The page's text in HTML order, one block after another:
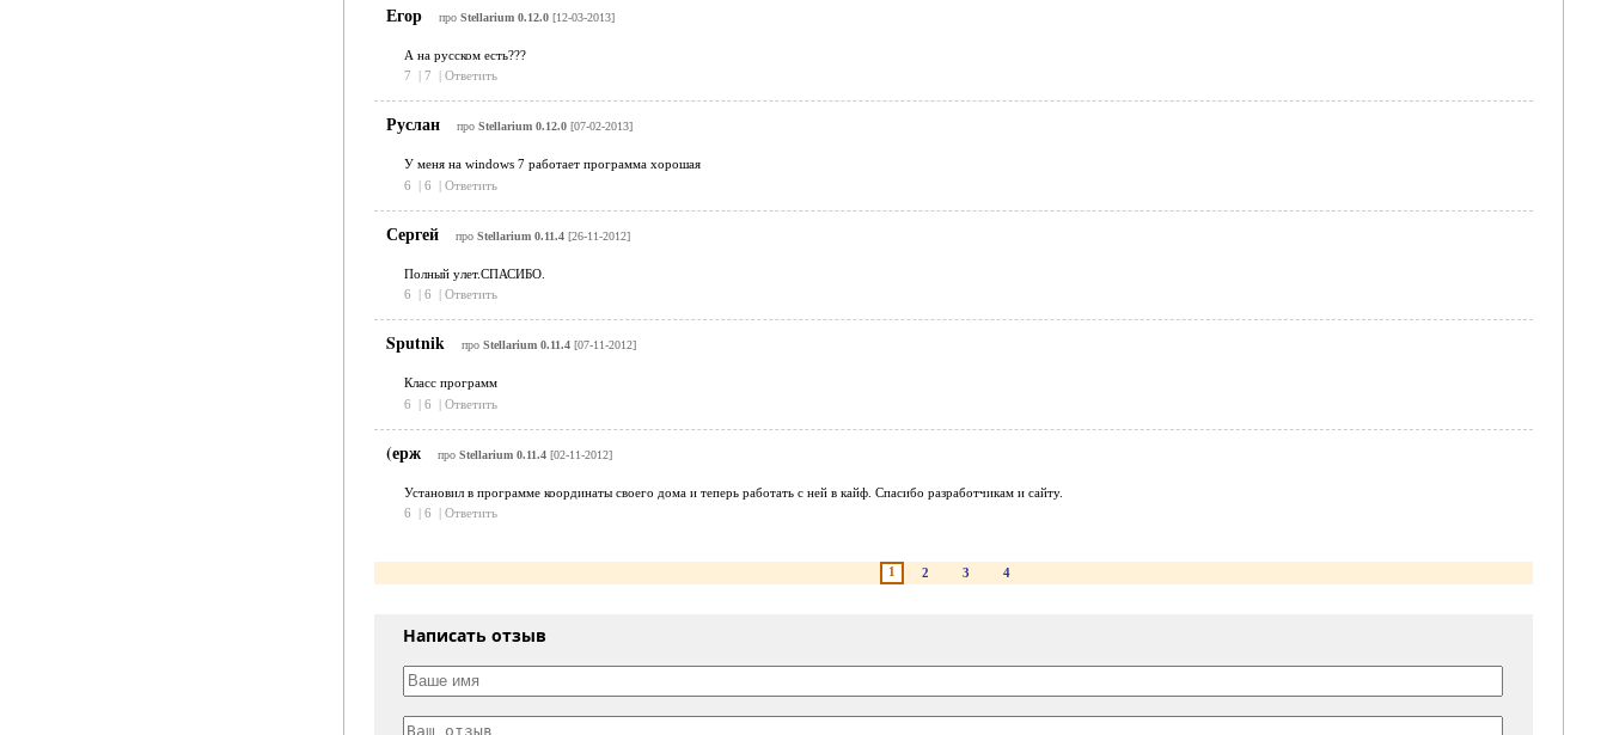
Егор про Stellarium 0.12.0[12-03-2013]
А на русском есть???
7
| 7 | Ответить
Руслан про Stellarium 0.12.0[07-02-2013]
У меня на windows 7 работает программа хорошая
6
| 6 | Ответить
Сергей про Stellarium 0.11.4[26-11-2012]
Полный улет.СПАСИБО.
6
| 6 | Ответить
Sputnik про Stellarium 0.11.4[07-11-2012]
Класс программ
6
| 6 | Ответить
(ерж про Stellarium 0.11.4[02-11-2012]
Установил в программе координаты своего дома и теперь работать с ней в кайф. Спасибо разработчикам и сайту.
6
| 6 | Ответить
1 2 3 4
Написать отзыв